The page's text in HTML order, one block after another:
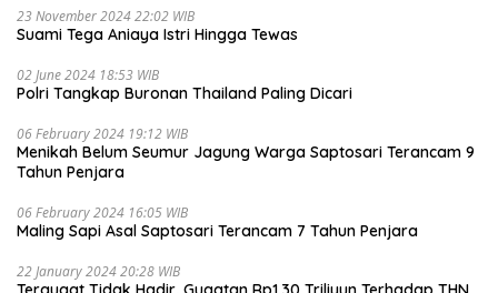
23 November 2024 22:02 WIB
Suami Tega Aniaya Istri Hingga Tewas
02 June 2024 18:53 WIB
Polri Tangkap Buronan Thailand Paling Dicari
06 February 2024 19:12 WIB
Menikah Belum Seumur Jagung Warga Saptosari Terancam 9
Tahun Penjara
06 February 2024 16:05 WIB
Maling Sapi Asal Saptosari Terancam 7 Tahun Penjara
22 January 2024 20:28 WIB